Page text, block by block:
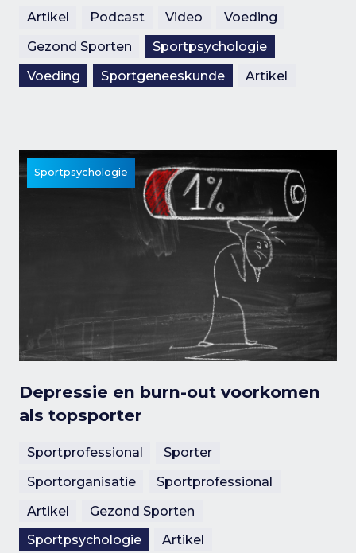
Artikel
Podcast Video
Voeding
Gezond Sporten
Sportpsychologie
Voeding
Sportgeneeskunde Artikel
Sportpsychologie
Depressie en burn-out voorkomen
als topsporter
Sportprofessional
Sporter
Sportorganisatie
Sportprofessional
Artikel
Gezond Sporten
Sportpsychologie
Artikel